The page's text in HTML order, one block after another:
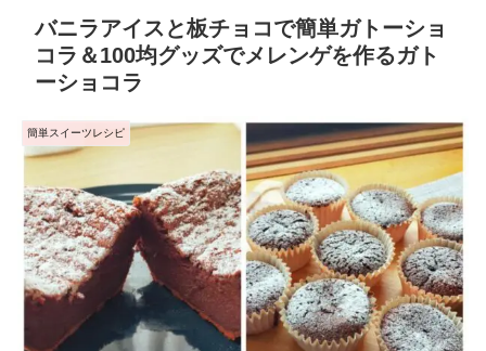
バニラアイスと板チョコで簡単ガトーショ
コラ＆100均グッズでメレンゲを作るガト
ーショコラ
簡単スイーツレシピ